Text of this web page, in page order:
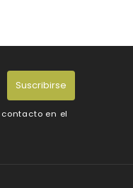
Suscribirse
en el